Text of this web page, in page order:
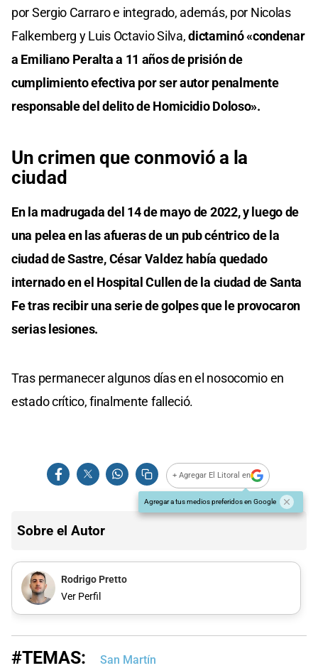
por Sergio Carraro e integrado, además, por Nicolas
Falkemberg y Luis Octavio Silva,dictaminó «condenar
a Emiliano Peralta a 11 años de prisión de
cumplimiento efectiva por ser autor penalmente
responsable del delito de Homicidio Doloso».
Un crimen que conmovió a la
ciudad
En la madrugada del 14 de mayo de 2022, y luego de
una pelea en las afueras de un pub céntrico de la
ciudad de Sastre, César Valdez había quedado
internado en el Hospital Cullen de la ciudad de Santa
Fe tras recibir una serie de golpes que le provocaron
serias lesiones.
Tras permanecer algunos días en el nosocomio en
estado crítico, finalmente falleció.
+ Agregar El Litoral en
Agregar a tus medios preferidos en Google
Sobre el Autor
Rodrigo Pretto
Ver Perfil
#TEMAS: San Martín